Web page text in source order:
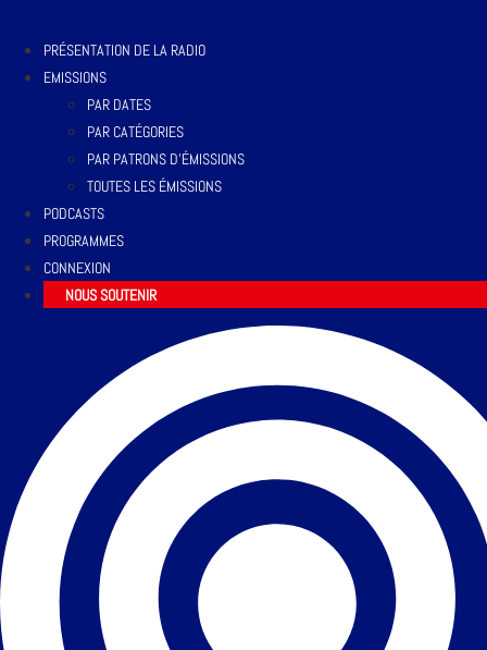
PRÉSENTATION DE LA RADIO
EMISSIONS
PAR DATES
PAR CATÉGORIES
PAR PATRONS D’ÉMISSIONS
TOUTES LES ÉMISSIONS
PODCASTS
PROGRAMMES
CONNEXION
NOUS SOUTENIR